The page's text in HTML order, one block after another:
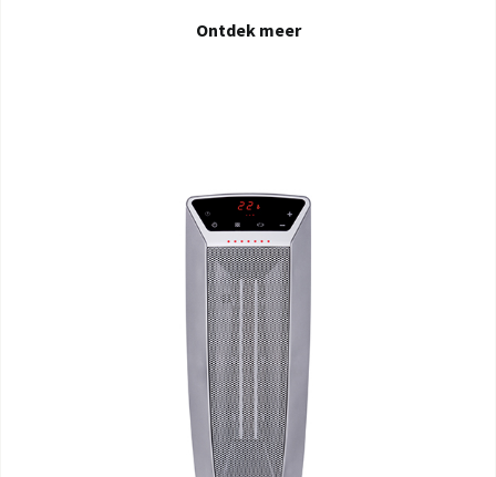
Ontdek meer